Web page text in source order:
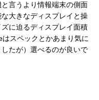
言うより情報端末の側面
大きなディスプレイと操
に迫るディスプレイ面積
スペックとかあまり気に
たが）選べるのが良いで